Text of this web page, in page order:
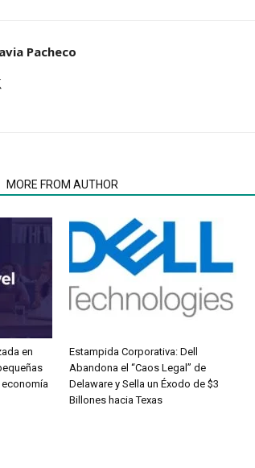
Pacheco
MORE FROM AUTHOR
en
Estampida Corporativa: Dell
Abandona el “Caos Legal” de
Delaware y Sella un Éxodo de $3
Billones hacia Texas